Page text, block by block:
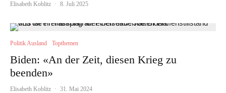
Elisabeth Koblitz · 8. Juli 2025
Politik Ausland Topthemen
Biden: «An der Zeit, diesen Krieg zu
beenden»
Elisabeth Koblitz · 31. Mai 2024